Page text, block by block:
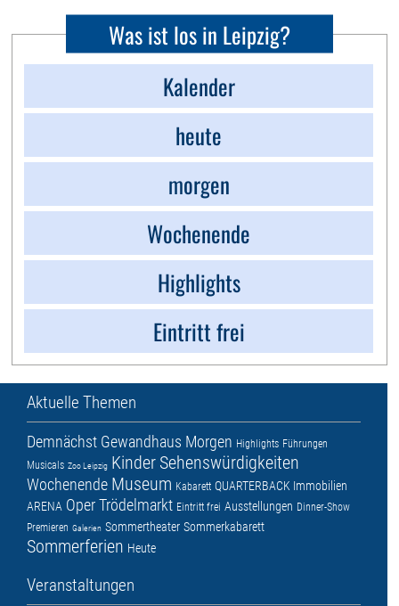
Was ist los in Leipzig?
Kalender
heute
morgen
Wochenende
Highlights
Eintritt frei
Aktuelle Themen
Demnächst Gewandhaus Morgen Highlights Führungen
Musicals Zoo Leipzig Kinder Sehenswürdigkeiten
Wochenende Museum Kabarett QUARTERBACK Immobilien
ARENA OperTrödelmarkt Eintritt frei Ausstellungen Dinner-Show
Premieren Galerien Sommertheater Sommerkabarett
Sommerferien Heute
Veranstaltungen